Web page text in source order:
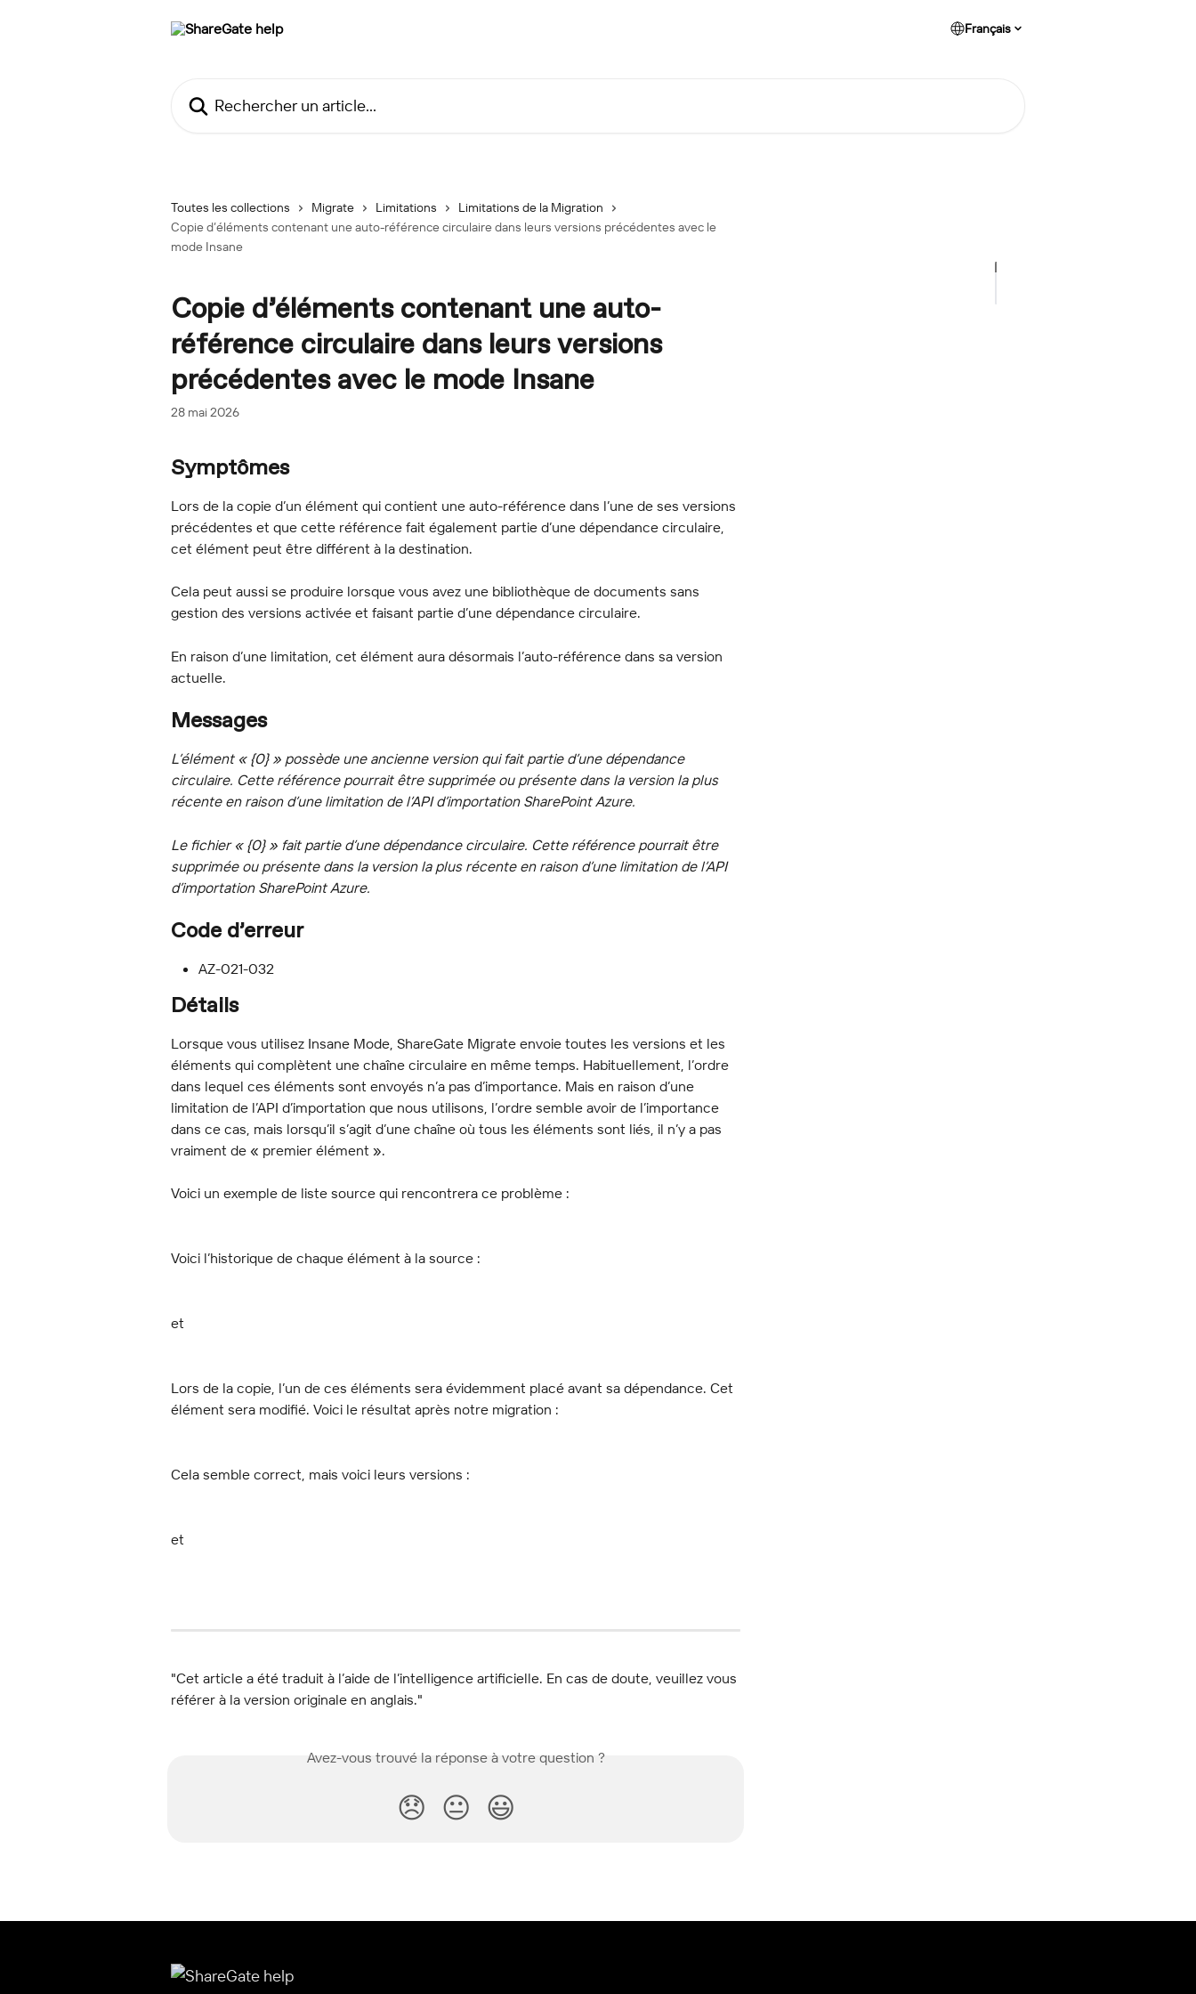
Français
Toutes les collections Migrate Limitations
Limitations de la Migration
Copie d’éléments contenant une auto-référence circulaire dans leurs versions précédentes avec le
mode Insane
Copie d’éléments contenant une auto-
référence circulaire dans leurs versions
précédentes avec le mode Insane
28 mai 2026
Symptômes
Lors de la copie d’un élément qui contient une auto-référence dans l’une de ses versions
précédentes et que cette référence fait également partie d’une dépendance circulaire,
cet élément peut être différent à la destination.
Cela peut aussi se produire lorsque vous avez une bibliothèque de documents sans
gestion des versions activée et faisant partie d’une dépendance circulaire.
En raison d’une limitation, cet élément aura désormais l’auto-référence dans sa version
actuelle.
Messages
L’élément « {0} » possède une ancienne version qui fait partie d’une dépendance
circulaire. Cette référence pourrait être supprimée ou présente dans la version la plus
récente en raison d’une limitation de l’API d’importation SharePoint Azure.
Le fichier « {0} » fait partie d’une dépendance circulaire. Cette référence pourrait être
supprimée ou présente dans la version la plus récente en raison d’une limitation de l’API
d’importation SharePoint Azure.
Code d’erreur
AZ-021-032
Détails
Lorsque vous utilisez Insane Mode, ShareGate Migrate envoie toutes les versions et les
éléments qui complètent une chaîne circulaire en même temps. Habituellement, l’ordre
dans lequel ces éléments sont envoyés n’a pas d’importance. Mais en raison d’une
limitation de l’API d’importation que nous utilisons, l’ordre semble avoir de l’importance
dans ce cas, mais lorsqu’il s’agit d’une chaîne où tous les éléments sont liés, il n’y a pas
vraiment de « premier élément ».
Voici un exemple de liste source qui rencontrera ce problème :
Voici l’historique de chaque élément à la source :
et
Lors de la copie, l’un de ces éléments sera évidemment placé avant sa dépendance. Cet
élément sera modifié. Voici le résultat après notre migration :
Cela semble correct, mais voici leurs versions :
et
"Cet article a été traduit à l’aide de l’intelligence artificielle. En cas de doute, veuillez vous
référer à la version originale en anglais."
Avez-vous trouvé la réponse à votre question ?
😞 😐 😃